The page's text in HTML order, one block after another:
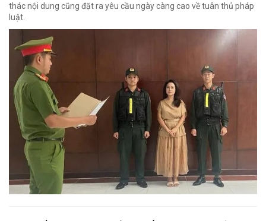
thác nội dung cũng đặt ra yêu cầu ngày càng cao về tuân thủ pháp
luật.